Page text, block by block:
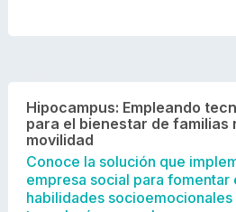
Hipocampus: Empleando
para el bienestar de familias
movilidad
Conoce la solución que
empresa social para fomentar
habilidades